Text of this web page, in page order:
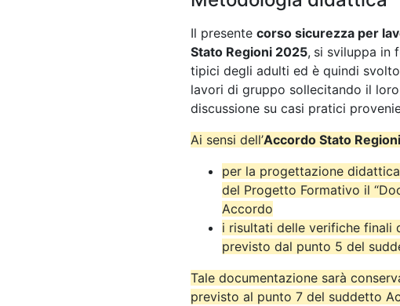
Il presente corso sicurezza per
Stato Regioni 2025, si sviluppa in
tipici degli adulti ed è quindi
lavori di gruppo sollecitando il loro
discussione su casi pratici
Ai sensi dell’Accordo Stato
per la progettazione
del Progetto Formativo il
Accordo
i risultati delle verifiche finali
previsto dal punto 5 del
Tale documentazione sarà
previsto al punto 7 del suddetto